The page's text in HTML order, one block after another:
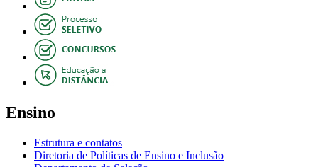
Ensino
Estrutura e contatos
Diretoria de Políticas de Ensino e Inclusão